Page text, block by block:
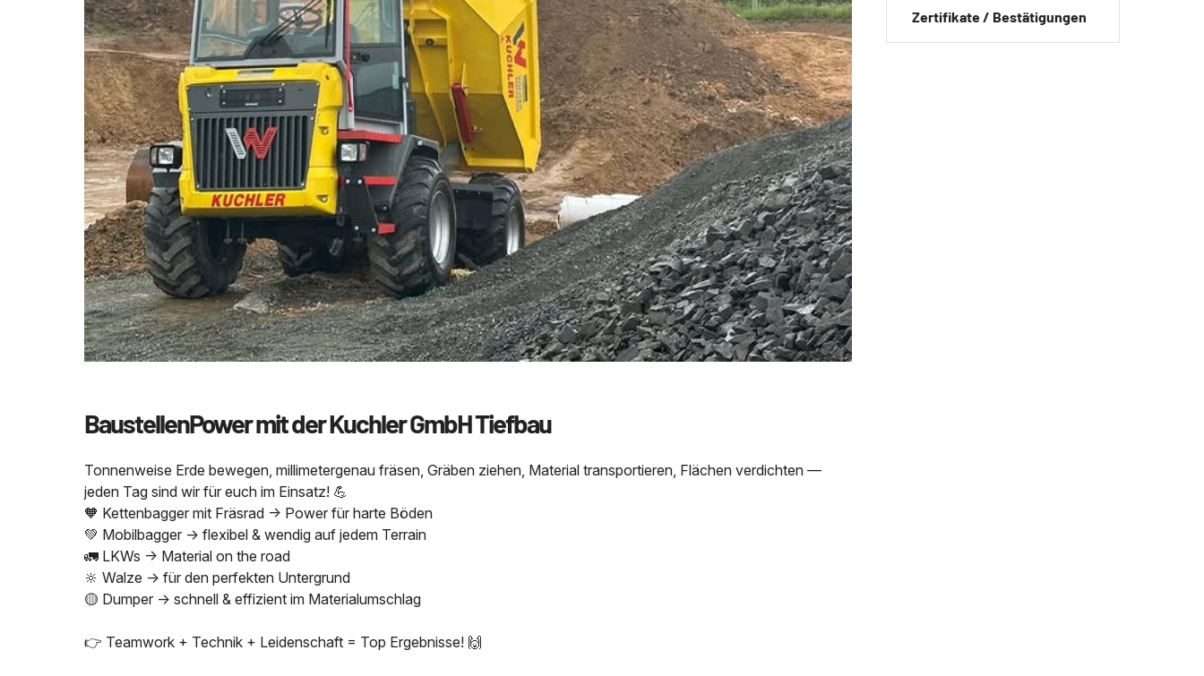
News & Aktuelles
Zertifikate / Bestätigungen
BaustellenPower mit der Kuchler GmbH Tiefbau
Tonnenweise Erde bewegen, millimetergenau fräsen, Gräben ziehen, Material transportieren, Flächen verdichten —
jeden Tag sind wir für euch im Einsatz! 💪
🧡 Kettenbagger mit Fräsrad → Power für harte Böden
💚 Mobilbagger → flexibel & wendig auf jedem Terrain
🚛 LKWs → Material on the road
🔆 Walze → für den perfekten Untergrund
🟡 Dumper → schnell & effizient im Materialumschlag
👉 Teamwork + Technik + Leidenschaft = Top Ergebnisse! 🙌
Zertifikate / Bestätigungen